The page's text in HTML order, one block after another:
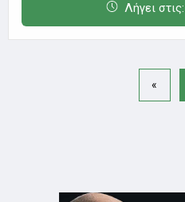
Λήγει στις:
«